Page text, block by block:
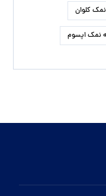
نمک کلوان
نمک اپسوم